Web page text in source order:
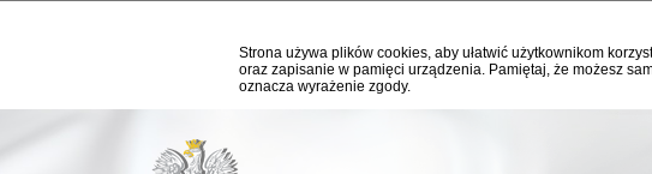
Strona używa plików cookies, aby ułatwić użytkownikom
oraz zapisanie w pamięci urządzenia. Pamiętaj, że możesz
oznacza wyrażenie zgody.